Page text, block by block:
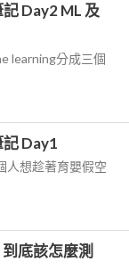
Day2 ML 及
learning分成三個
Day1
人想趁著育嬰假空
底該怎麼測